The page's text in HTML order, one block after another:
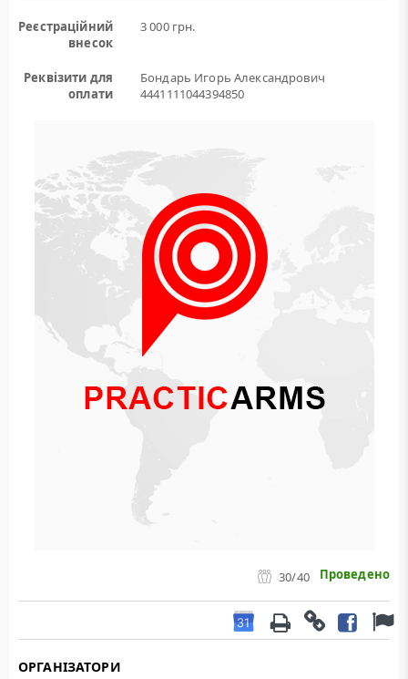
Реєстраційний
внесок
3 000 грн.
Реквізити для
оплати
Бондарь Игорь Александрович
4441111044394850
30/40 Проведено
ОРГАНІЗАТОРИ